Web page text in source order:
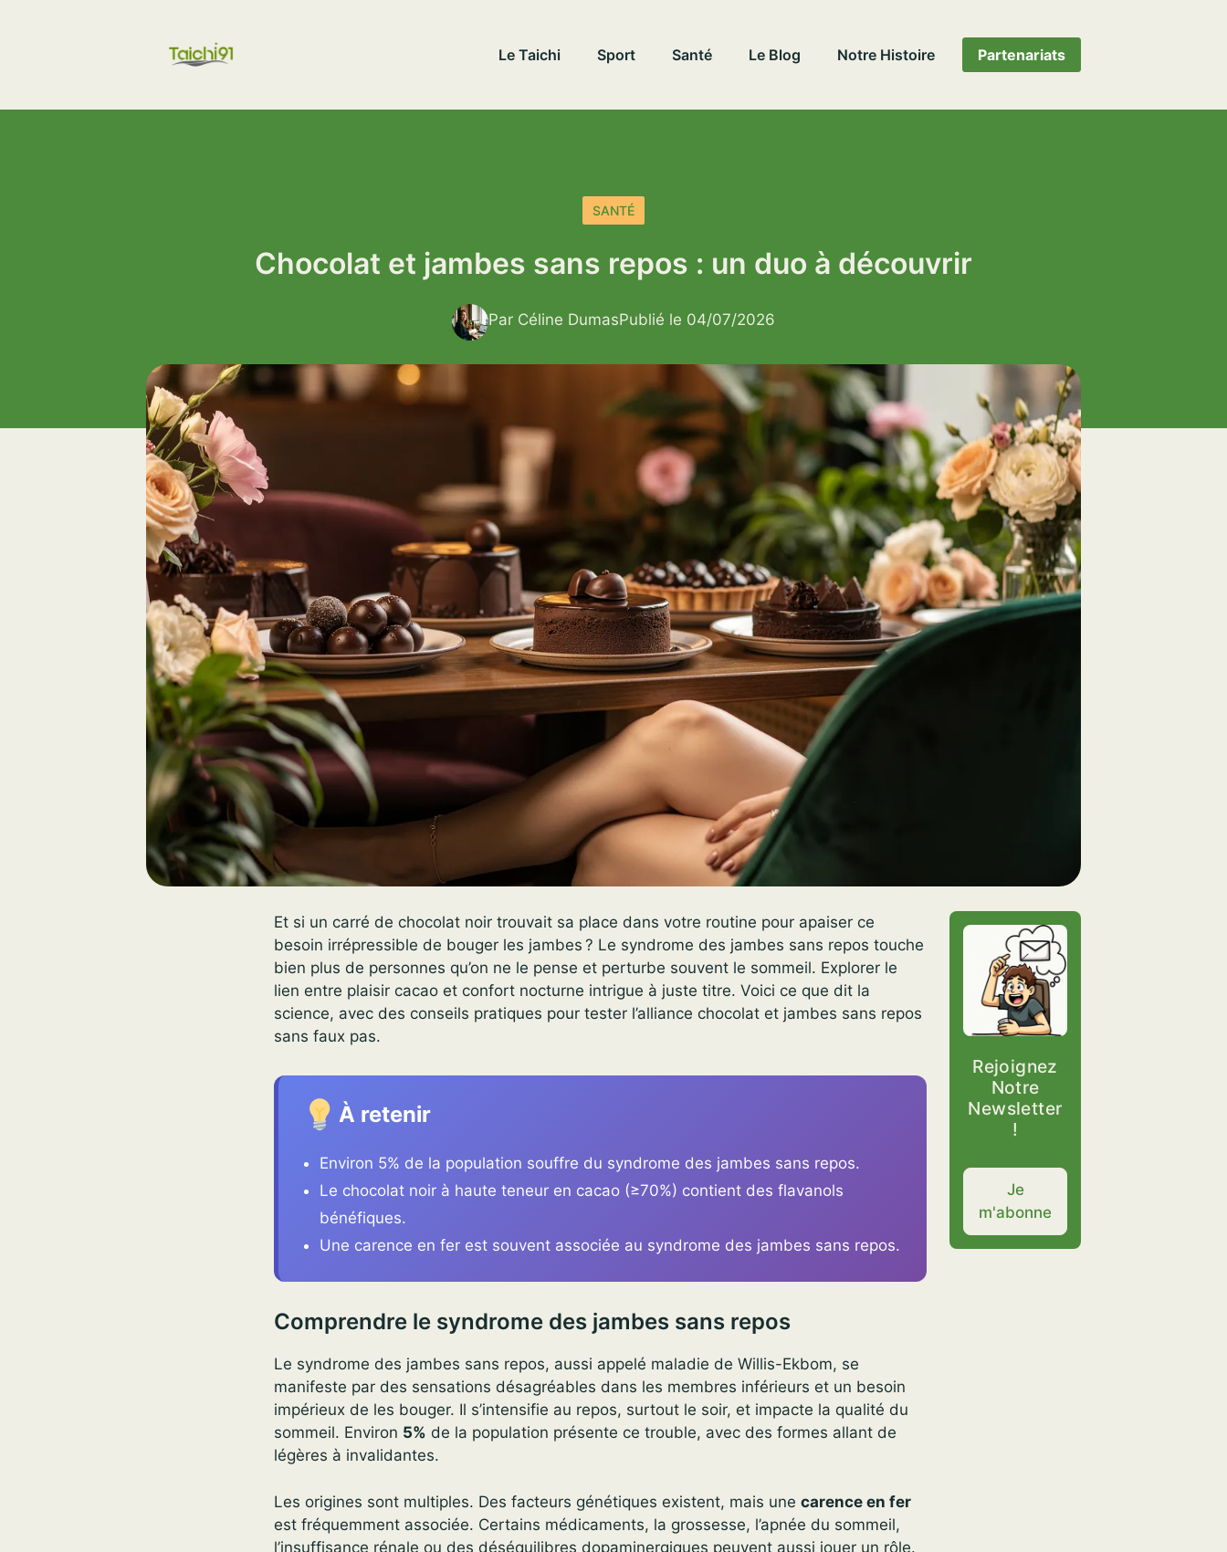
Le Taichi Sport Santé Le Blog Notre Histoire Partenariats
SANTÉ
Chocolat et jambes sans repos : un duo à découvrir
Par Céline DumasPublié le 04/07/2026
Et si un carré de chocolat noir trouvait sa place dans votre routine pour apaiser ce
besoin irrépressible de bouger les jambes ? Le syndrome des jambes sans repos touche
bien plus de personnes qu’on ne le pense et perturbe souvent le sommeil. Explorer le
lien entre plaisir cacao et confort nocturne intrigue à juste titre. Voici ce que dit la
science, avec des conseils pratiques pour tester l’alliance chocolat et jambes sans repos
sans faux pas.
À retenir
Environ 5% de la population souffre du syndrome des jambes sans repos.
Le chocolat noir à haute teneur en cacao (≥70%) contient des flavanols
bénéfiques.
Une carence en fer est souvent associée au syndrome des jambes sans repos.
Comprendre le syndrome des jambes sans repos
Le syndrome des jambes sans repos, aussi appelé maladie de Willis-Ekbom, se
manifeste par des sensations désagréables dans les membres inférieurs et un besoin
impérieux de les bouger. Il s’intensifie au repos, surtout le soir, et impacte la qualité du
sommeil. Environ 5% de la population présente ce trouble, avec des formes allant de
légères à invalidantes.
Les origines sont multiples. Des facteurs génétiques existent, mais une carence en fer
est fréquemment associée. Certains médicaments, la grossesse, l’apnée du sommeil,
l’insuffisance rénale ou des déséquilibres dopaminergiques peuvent aussi jouer un rôle.
Rejoignez
Notre
Newsletter
!
Je
m'abonne